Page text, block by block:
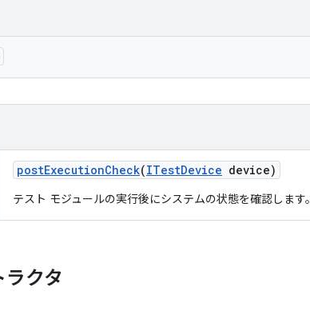
postExecutionCheck(ITestDevice device)
テスト モジュールの実行後にシステムの状態を確認します。
クタ